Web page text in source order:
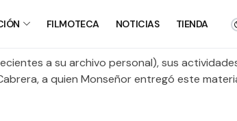
FILMOTECA NOTICIAS TIENDA
a su archivo personal), sus
a quien Monseñor entregó este